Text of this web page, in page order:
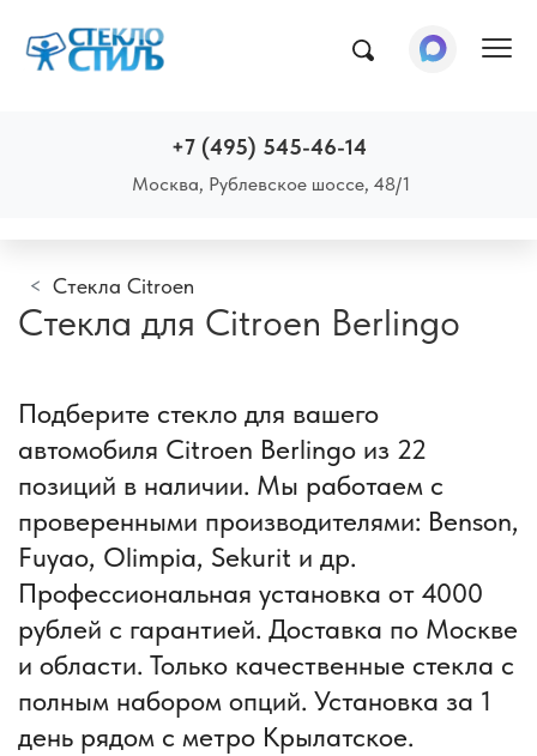
+7 (495) 545-46-14
Москва, Рублевское шоссе, 48/1
Стекла Citroen
Стекла для Citroen Berlingo
Подберите стекло для вашего
автомобиля Citroen Berlingo из 22
позиций в наличии. Мы работаем с
проверенными производителями: Benson,
Fuyao, Olimpia, Sekurit и др.
Профессиональная установка от 4000
рублей с гарантией. Доставка по Москве
и области. Только качественные стекла с
полным набором опций. Установка за 1
день рядом с метро Крылатское.